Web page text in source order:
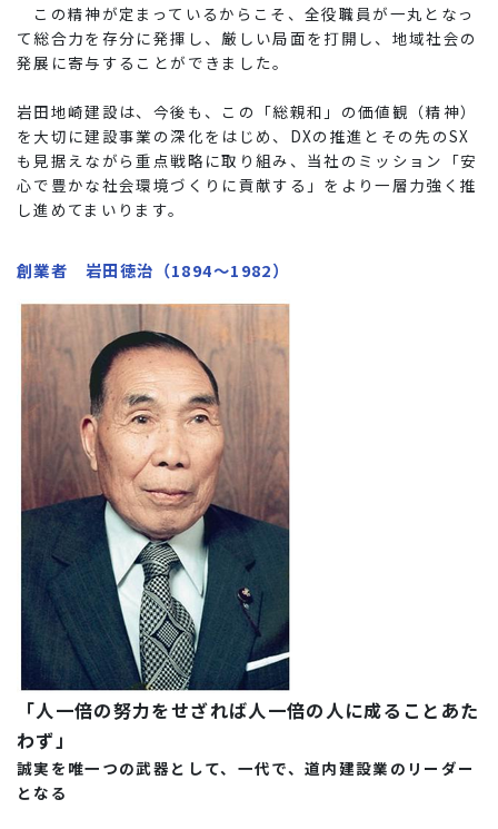
この精神が定まっているからこそ、全役職員が一丸となっ
て総合力を存分に発揮し、厳しい局面を打開し、地域社会の
発展に寄与することができました。
岩田地崎建設は、今後も、この「総親和」の価値観（精神）
を大切に建設事業の深化をはじめ、DXの推進とその先のSX
も見据えながら重点戦略に取り組み、当社のミッション「安
心で豊かな社会環境づくりに貢献する」をより一層力強く推
し進めてまいります。
創業者 岩田徳治（1894～1982）
「人一倍の努力をせざれば人一倍の人に成ることあた
わず」
誠実を唯一つの武器として、一代で、道内建設業のリーダー
となる